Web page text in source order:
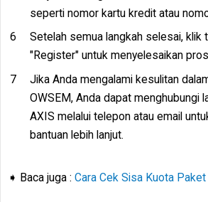
seperti nomor kartu kredit atau
Setelah semua langkah selesai, klik
"Register" untuk menyelesaikan
Jika Anda mengalami kesulitan
OWSEM, Anda dapat menghubungi
AXIS melalui telepon atau email
bantuan lebih lanjut.
➧ Baca juga : Cara Cek Sisa Kuota